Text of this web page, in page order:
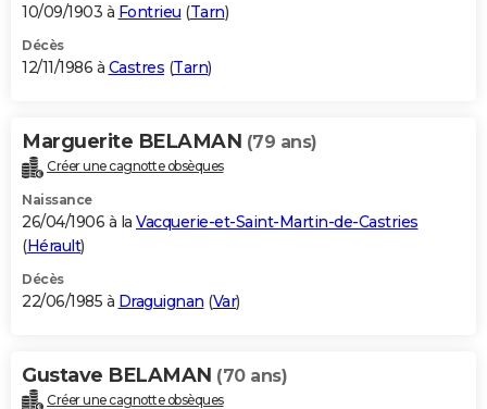
10/09/1903 à Fontrieu (Tarn)
Décès
12/11/1986 à Castres (Tarn)
Marguerite BELAMAN (79 ans)
Créer une cagnotte obsèques
Naissance
26/04/1906 à la Vacquerie-et-Saint-Martin-de-Castries
(Hérault)
Décès
22/06/1985 à Draguignan (Var)
Gustave BELAMAN (70 ans)
Créer une cagnotte obsèques